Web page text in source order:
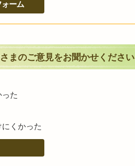
まのご意見をお聞かせください
た
くかった